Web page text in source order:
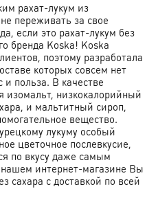
рахат-лукум из
переживать за свое
если это рахат-лукум без
бренда Koska! Koska
поэтому разработала
которых совсем нет
и польза. В качестве
изомальт, низкокалорийный
и мальтитный сироп,
вещество.
лукуму особый
цветочное послевкусие,
по вкусу даже самым
интернет-магазине Вы
сахара с доставкой по всей